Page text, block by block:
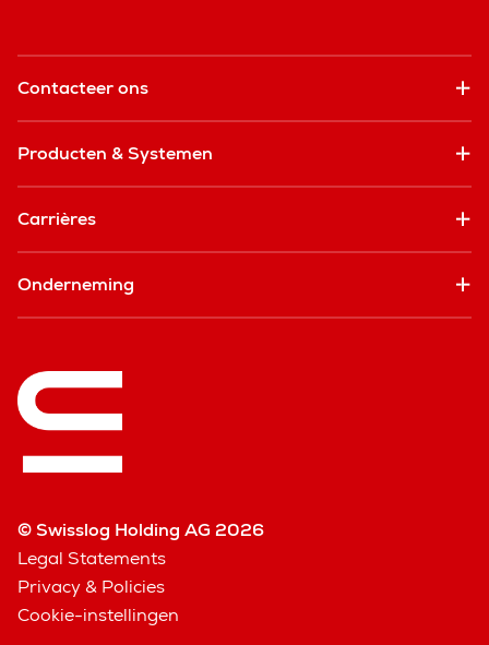
Contacteer ons
Producten & Systemen
Carrières
Onderneming
© Swisslog Holding AG 2026
Legal Statements
Privacy & Policies
Cookie-instellingen